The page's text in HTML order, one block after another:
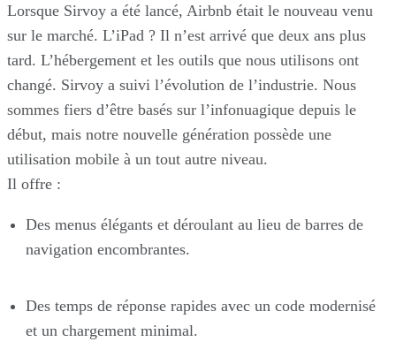
Lorsque Sirvoy a été lancé, Airbnb était le nouveau venu
sur le marché. L’iPad ? Il n’est arrivé que deux ans plus
tard. L’hébergement et les outils que nous utilisons ont
changé. Sirvoy a suivi l’évolution de l’industrie. Nous
sommes fiers d’être basés sur l’infonuagique depuis le
début, mais notre nouvelle génération possède une
utilisation mobile à un tout autre niveau.
Il offre :
Des menus élégants et déroulant au lieu de barres de
navigation encombrantes.
Des temps de réponse rapides avec un code modernisé
et un chargement minimal.